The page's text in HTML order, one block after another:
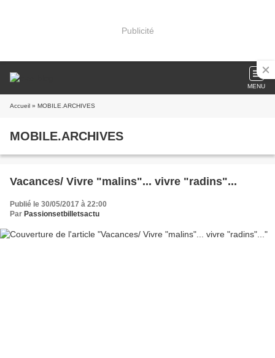
Publicité
MENU
Accueil » MOBILE.ARCHIVES
MOBILE.ARCHIVES
Vacances/ Vivre "malins"... vivre "radins"...
Publié le 30/05/2017 à 22:00
Par Passionsetbilletsactu